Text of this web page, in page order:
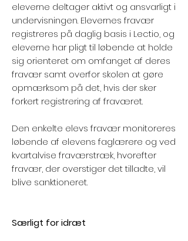
eleverne deltager aktivt og ansvarligt i
undervisningen. Elevernes fravær
registreres på daglig basis i Lectio, og
eleverne har pligt til løbende at holde
sig orienteret om omfanget af deres
fravær samt overfor skolen at gøre
opmærksom på det, hvis der sker
forkert registrering af fraværet.
Den enkelte elevs fravær monitoreres
løbende af elevens faglærere og ved
kvartalvise fraværstræk, hvorefter
fravær, der overstiger det tilladte, vil
blive sanktioneret.
Særligt for idræt